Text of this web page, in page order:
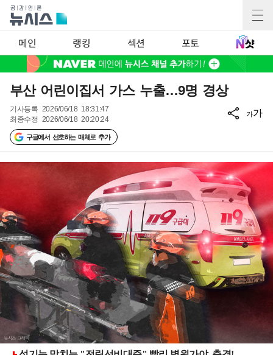
메인 랭킹 섹션 포토
부산 어린이집서 가스 누출…9명 경상
기사등록 2026/06/18 18:31:47
최종수정 2026/06/18 20:20:24
구글에서 선호하는 매체로 추가
가가